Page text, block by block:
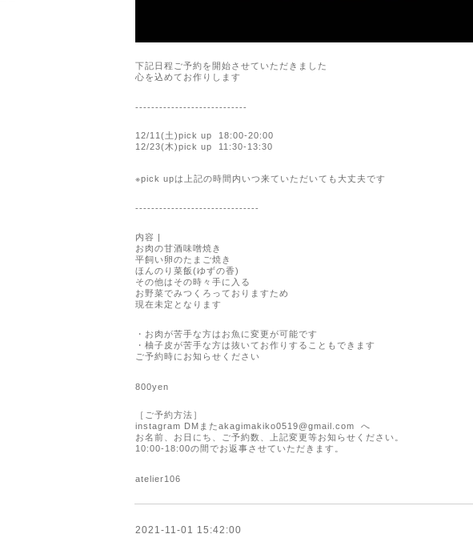
下記日程ご予約を開始させていただきました
心を込めてお作りします
----------------------------
12/11(土)pick up
18:00-20:00
12/23(木)pick up 11:30-13:30
※pick upは上記の時間内いつ来ていただいても大丈夫です
-------------------------------
内容 |
お肉の甘酒味噌焼き
平飼い卵のたまご焼き
ほんのり菜飯(ゆずの香)
その他はその時々手に入る
お野菜でみつくろっておりますため
現在未定となります
・お肉が苦手な方はお魚に変更が可能です
・柚子皮が苦手な方は抜いてお作りすることもできます
ご予約時にお知らせください
800yen
［ご予約方法］
instagram DM またakagimakiko0519@gmail.com
へ
お名前、お日にち、ご予約数、上記変更等お知らせください。
10:00-18:00の間でお返事させていただきます。
atelier106
2021-11-01 15:42:00